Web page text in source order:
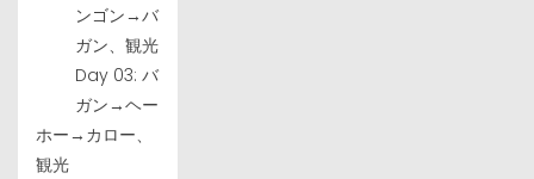
ンゴン→バ
ガン、観光
Day 03: バ
ガン→ヘー
ホー→カロー、
観光